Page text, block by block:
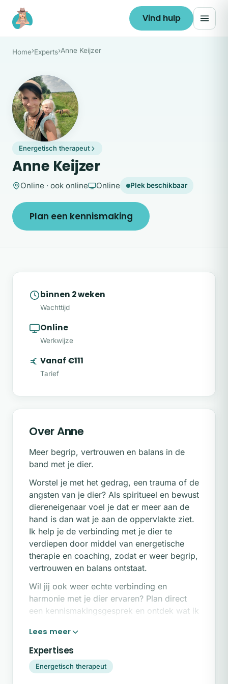
Ga naar de inhoud
Vind hulp
Home›Experts›Anne Keijzer
AK
Energetisch therapeut
Anne Keijzer
Online · ook online Online Plek beschikbaar
Plan een kennismaking
binnen 2 weken
Wachttijd
Online
Werkwijze
Vanaf €111
Tarief
Over Anne
Meer begrip, vertrouwen en balans in de
band met je dier.
Worstel je met het gedrag, een trauma of de
angsten van je dier? Als spiritueel en bewust
diereneigenaar voel je dat er meer aan de
hand is dan wat je aan de oppervlakte ziet.
Ik help je de verbinding met je dier te
verdiepen door middel van energetische
therapie en coaching, zodat er weer begrip,
vertrouwen en balans ontstaat.
Wil jij ook weer echte verbinding en
harmonie met je dier ervaren? Plan direct
een kennismakingsgesprek en ontdek wat ik
Ik begeleid spirituele vrouwen en
diereneigenaren die een diepere connectie
Expertises
Energetisch therapeut